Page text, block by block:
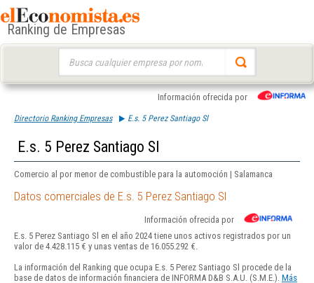
Ranking de Empresas
Información ofrecida por
Directorio Ranking Empresas E.s. 5 Perez Santiago Sl
E.s. 5 Perez Santiago Sl
Comercio al por menor de combustible para la automoción | Salamanca
Datos comerciales de E.s. 5 Perez Santiago Sl
Información ofrecida por
E.s. 5 Perez Santiago Sl en el año 2024 tiene unos activos registrados por un
valor de 4.428.115 € y unas ventas de 16.055.292 €.
La información del Ranking que ocupa E.s. 5 Perez Santiago Sl procede de la
base de datos de información financiera de INFORMA D&B S.A.U. (S.M.E.). Más